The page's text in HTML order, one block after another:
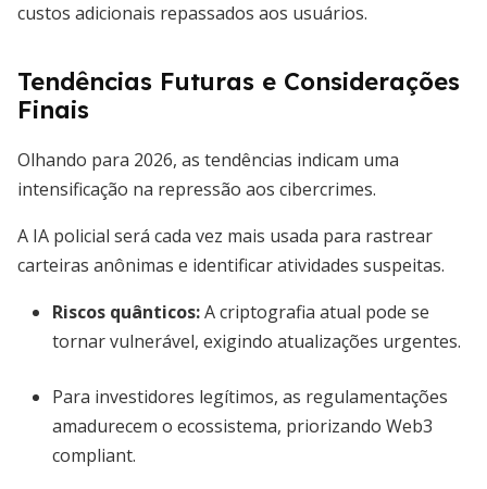
custos adicionais repassados aos usuários.
Tendências Futuras e Considerações
Finais
Olhando para 2026, as tendências indicam uma
intensificação na repressão aos cibercrimes.
A IA policial será cada vez mais usada para rastrear
carteiras anônimas e identificar atividades suspeitas.
Riscos quânticos:A criptografia atual pode se
tornar vulnerável, exigindo atualizações urgentes.
Para investidores legítimos, as regulamentações
amadurecem o ecossistema, priorizando Web3
compliant.